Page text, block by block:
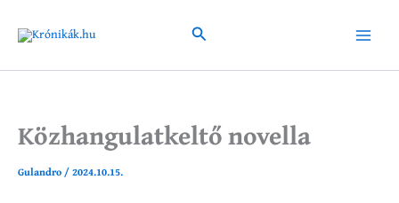
content
Search
Main
Közhangulatkeltő novella
Gulandro /2024.10.15.